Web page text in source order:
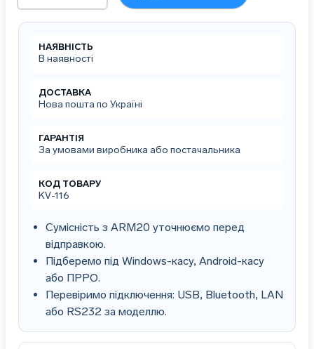
планшета
металевий
кріплення
кількість
НАЯВНІСТЬ
В наявності
ДОСТАВКА
Нова пошта по Україні
ГАРАНТІЯ
За умовами виробника або постачальника
КОД ТОВАРУ
KV-116
Сумісність з ARM20 уточнюємо перед
відправкою.
Підберемо під Windows-касу, Android-касу
або ПРРО.
Перевіримо підключення: USB, Bluetooth, LAN
або RS232 за моделлю.